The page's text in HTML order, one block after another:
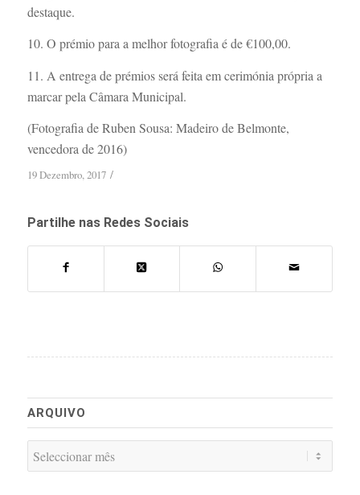
destaque.
10. O prémio para a melhor fotografia é de €100,00.
11. A entrega de prémios será feita em cerimónia própria a
marcar pela Câmara Municipal.
(Fotografia de Ruben Sousa: Madeiro de Belmonte,
vencedora de 2016)
19 Dezembro, 2017 /
Partilhe nas Redes Sociais
ARQUIVO